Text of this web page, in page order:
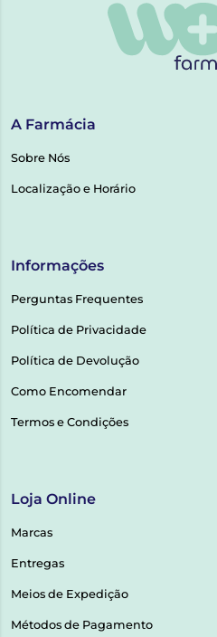
A Farmácia
Sobre Nós
Localização e Horário
Informações
Perguntas Frequentes
Política de Privacidade
Política de Devolução
Como Encomendar
Termos e Condições
Loja Online
Marcas
Entregas
Meios de Expedição
Métodos de Pagamento